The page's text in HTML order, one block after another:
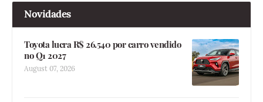
Novidades
Toyota lucra R$ 26.540 por carro vendido
no Q1 2027
August 07, 2026